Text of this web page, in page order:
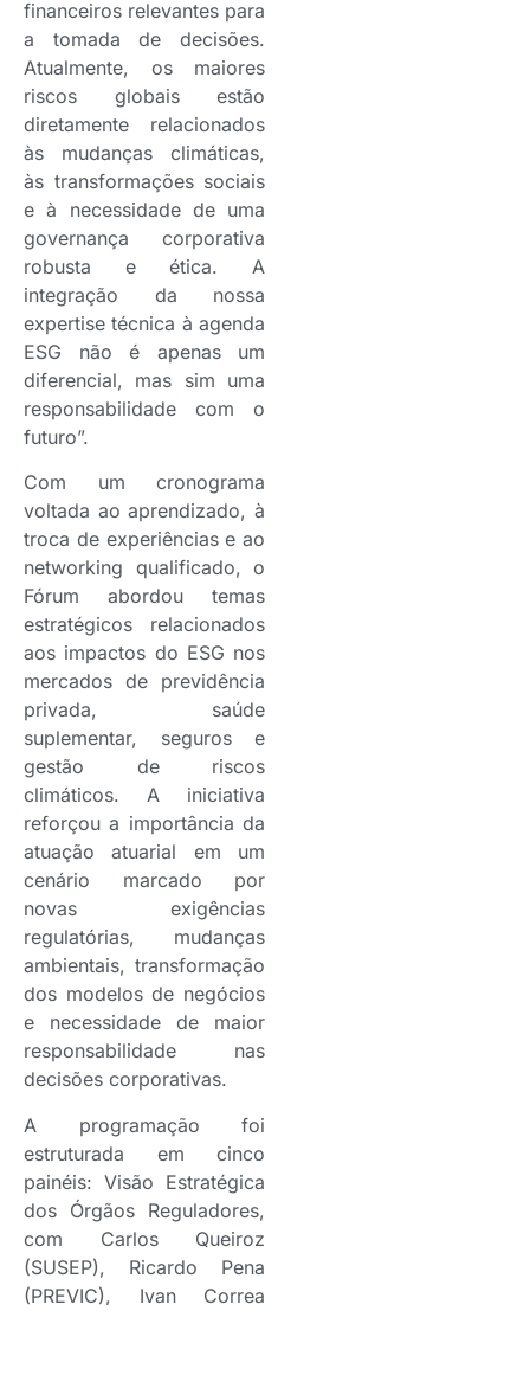
financeiros relevantes para
a tomada de decisões.
Atualmente, os maiores
riscos globais estão
diretamente relacionados
às mudanças climáticas,
às transformações sociais
e à necessidade de uma
governança corporativa
robusta e ética. A
integração da nossa
expertise técnica à agenda
ESG não é apenas um
diferencial, mas sim uma
responsabilidade com o
futuro”.
Com um cronograma
voltada ao aprendizado, à
troca de experiências e ao
networking qualificado, o
Fórum abordou temas
estratégicos relacionados
aos impactos do ESG nos
mercados de previdência
privada, saúde
suplementar, seguros e
gestão de riscos
climáticos. A iniciativa
reforçou a importância da
atuação atuarial em um
cenário marcado por
novas exigências
regulatórias, mudanças
ambientais, transformação
dos modelos de negócios
e necessidade de maior
responsabilidade nas
decisões corporativas.
A programação foi
estruturada em cinco
painéis: Visão Estratégica
dos Órgãos Reguladores,
com Carlos Queiroz
(SUSEP), Ricardo Pena
(PREVIC), Ivan Correa